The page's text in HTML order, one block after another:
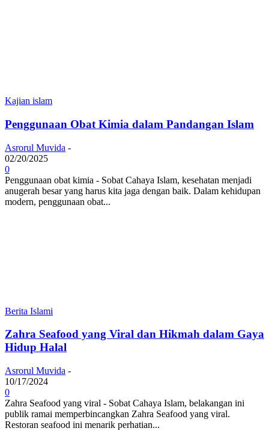
Kajian islam
Penggunaan Obat Kimia dalam Pandangan Islam
Asrorul Muvida -
02/20/2025
0
Penggunaan obat kimia - Sobat Cahaya Islam, kesehatan menjadi
anugerah besar yang harus kita jaga dengan baik. Dalam kehidupan
modern, penggunaan obat...
Berita Islami
Zahra Seafood yang Viral dan Hikmah dalam Gaya
Hidup Halal
Asrorul Muvida -
10/17/2024
0
Zahra Seafood yang viral - Sobat Cahaya Islam, belakangan ini
publik ramai memperbincangkan Zahra Seafood yang viral.
Restoran seafood ini menarik perhatian...